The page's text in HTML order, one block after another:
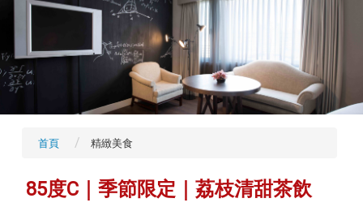
首頁 精緻美食
85度C｜季節限定｜荔枝清甜茶飲